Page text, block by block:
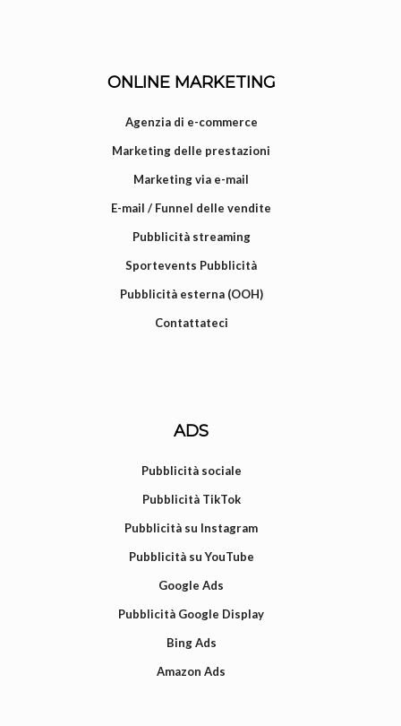
ONLINE MARKETING
Agenzia di e-commerce
Marketing delle prestazioni
Marketing via e-mail
E-mail / Funnel delle vendite
Pubblicità streaming
Sportevents Pubblicità
Pubblicità esterna (OOH)
Contattateci
ADS
Pubblicità sociale
Pubblicità TikTok
Pubblicità su Instagram
Pubblicità su YouTube
Google Ads
Pubblicità Google Display
Bing Ads
Amazon Ads